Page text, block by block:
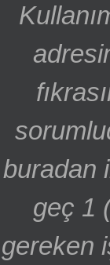
buradan
geç 1
gereken